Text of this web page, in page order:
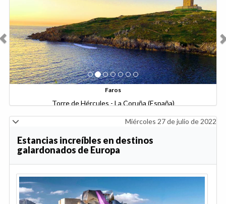
Faros
Torre de Hércules - La Coruña (España)
Miércoles 27 de julio de 2022
Estancias increíbles en destinos
galardonados de Europa